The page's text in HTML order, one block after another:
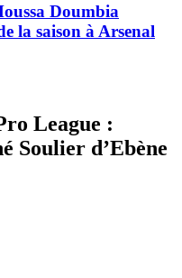
Doumbia
la saison à Arsenal
League :
Soulier d’Ebène